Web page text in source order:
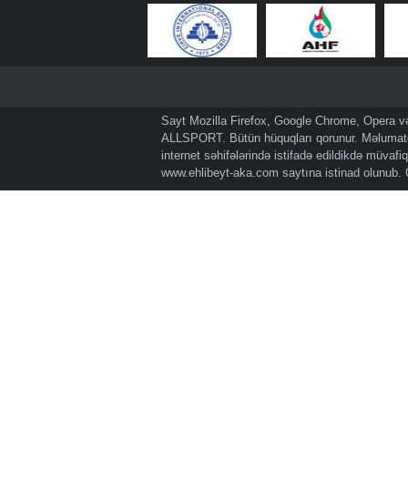
Sayt Mozilla Firefox, Google Chrome, Opera
ALLSPORT. Bütün hüquqları qorunur.
internet səhifələrində istifadə edildikdə
www.ehlibeyt-aka.com saytına istinad olunub.